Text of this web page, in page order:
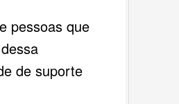
pessoas que
de suporte